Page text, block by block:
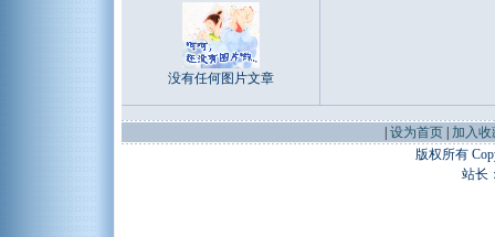
没有任何图片文章
设为首页|
加入收
版权所有
站长